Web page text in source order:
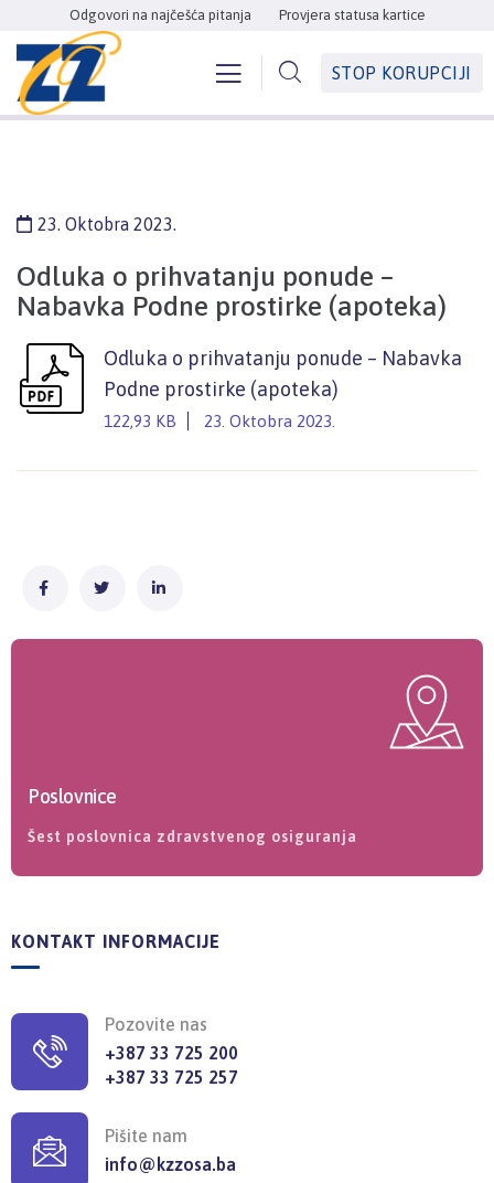
Odgovori na najčešća pitanja Provjera statusa kartice
STOP KORUPCIJI
23. Oktobra 2023.
Odluka o prihvatanju ponude –
Nabavka Podne prostirke (apoteka)
Odluka o prihvatanju ponude – Nabavka
Podne prostirke (apoteka)
122,93 KB 23. Oktobra 2023.
Poslovnice
Šest poslovnica zdravstvenog osiguranja
KONTAKT INFORMACIJE
Pozovite nas
+387 33 725 200
+387 33 725 257
Pišite nam
info@kzzosa.ba